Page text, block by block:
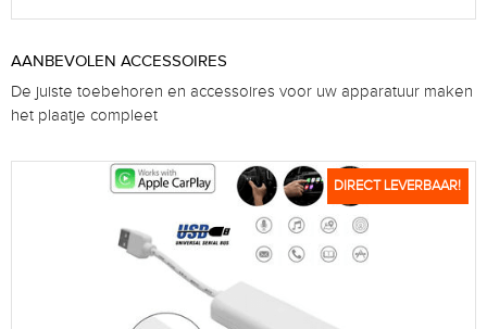
AANBEVOLEN ACCESSOIRES
De juiste toebehoren en accessoires voor uw apparatuur maken
het plaatje compleet
DIRECT LEVERBAAR!